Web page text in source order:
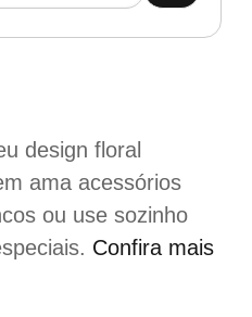
design floral
ama acessórios
ou use sozinho
Confira mais